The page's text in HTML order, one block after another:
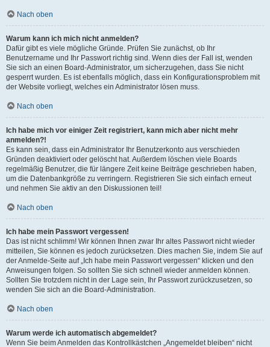
Nach oben
Warum kann ich mich nicht anmelden?
Dafür gibt es viele mögliche Gründe. Prüfen Sie zunächst, ob Ihr
Benutzername und Ihr Passwort richtig sind. Wenn dies der Fall ist, wenden
Sie sich an einen Board-Administrator, um sicherzugehen, dass Sie nicht
gesperrt wurden. Es ist ebenfalls möglich, dass ein Konfigurationsproblem mit
der Website vorliegt, welches ein Administrator lösen muss.
Nach oben
Ich habe mich vor einiger Zeit registriert, kann mich aber nicht mehr
anmelden?!
Es kann sein, dass ein Administrator Ihr Benutzerkonto aus verschieden
Gründen deaktiviert oder gelöscht hat. Außerdem löschen viele Boards
regelmäßig Benutzer, die für längere Zeit keine Beiträge geschrieben haben,
um die Datenbankgröße zu verringern. Registrieren Sie sich einfach erneut
und nehmen Sie aktiv an den Diskussionen teil!
Nach oben
Ich habe mein Passwort vergessen!
Das ist nicht schlimm! Wir können Ihnen zwar Ihr altes Passwort nicht wieder
mitteilen, Sie können es jedoch zurücksetzen. Dies machen Sie, indem Sie auf
der Anmelde-Seite auf „Ich habe mein Passwort vergessen“ klicken und den
Anweisungen folgen. So sollten Sie sich schnell wieder anmelden können.
Sollten Sie trotzdem nicht in der Lage sein, Ihr Passwort zurückzusetzen, so
wenden Sie sich an die Board-Administration.
Nach oben
Warum werde ich automatisch abgemeldet?
Wenn Sie beim Anmelden das Kontrollkästchen „Angemeldet bleiben“ nicht